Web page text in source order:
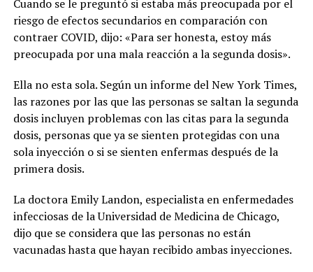
Cuando se le preguntó si estaba más preocupada por el
riesgo de efectos secundarios en comparación con
contraer COVID, dijo: «Para ser honesta, estoy más
preocupada por una mala reacción a la segunda dosis».
Ella no esta sola. Según un informe del New York Times,
las razones por las que las personas se saltan la segunda
dosis incluyen problemas con las citas para la segunda
dosis, personas que ya se sienten protegidas con una
sola inyección o si se sienten enfermas después de la
primera dosis.
La doctora Emily Landon, especialista en enfermedades
infecciosas de la Universidad de Medicina de Chicago,
dijo que se considera que las personas no están
vacunadas hasta que hayan recibido ambas inyecciones.